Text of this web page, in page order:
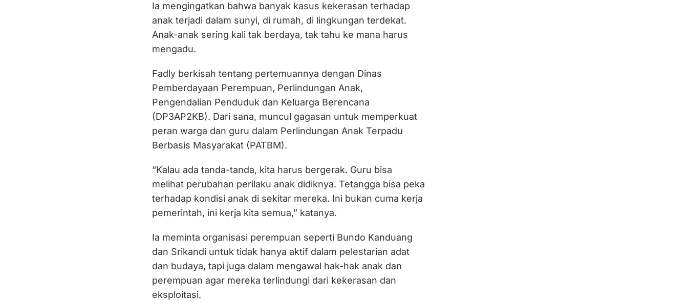
Ia mengingatkan bahwa banyak kasus kekerasan terhadap
anak terjadi dalam sunyi, di rumah, di lingkungan terdekat.
Anak-anak sering kali tak berdaya, tak tahu ke mana harus
mengadu.
Fadly berkisah tentang pertemuannya dengan Dinas
Pemberdayaan Perempuan, Perlindungan Anak,
Pengendalian Penduduk dan Keluarga Berencana
(DP3AP2KB). Dari sana, muncul gagasan untuk memperkuat
peran warga dan guru dalam Perlindungan Anak Terpadu
Berbasis Masyarakat (PATBM).
“Kalau ada tanda-tanda, kita harus bergerak. Guru bisa
melihat perubahan perilaku anak didiknya. Tetangga bisa peka
terhadap kondisi anak di sekitar mereka. Ini bukan cuma kerja
pemerintah, ini kerja kita semua,” katanya.
Ia meminta organisasi perempuan seperti Bundo Kanduang
dan Srikandi untuk tidak hanya aktif dalam pelestarian adat
dan budaya, tapi juga dalam mengawal hak-hak anak dan
perempuan agar mereka terlindungi dari kekerasan dan
eksploitasi.